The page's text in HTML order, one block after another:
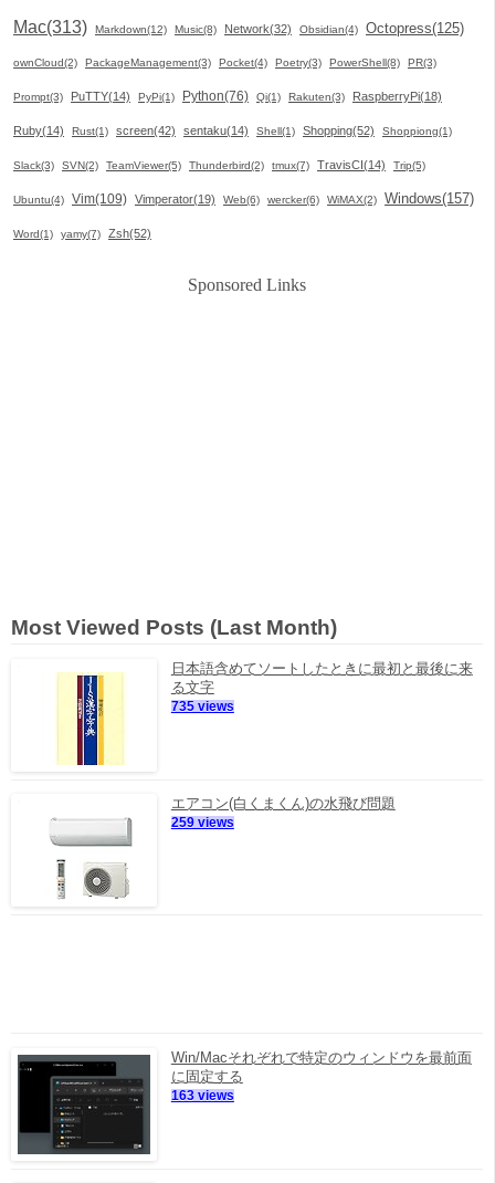
Mac(313) Markdown(12) Music(8) Network(32) Obsidian(4) Octopress(125)
ownCloud(2) PackageManagement(3) Pocket(4) Poetry(3) PowerShell(8) PR(3)
Prompt(3) PuTTY(14) PyPi(1) Python(76) Qi(1) Rakuten(3) RaspberryPi(18)
Ruby(14) Rust(1) screen(42) sentaku(14) Shell(1) Shopping(52) Shoppiong(1)
Slack(3) SVN(2) TeamViewer(5) Thunderbird(2) tmux(7) TravisCI(14) Trip(5)
Ubuntu(4) Vim(109) Vimperator(19) Web(6) wercker(6) WiMAX(2) Windows(157)
Word(1) yamy(7) Zsh(52)
Sponsored Links
Most Viewed Posts (Last Month)
日本語含めてソートしたときに最初と最後に来
る文字
735 views
エアコン(白くまくん)の水飛び問題
259 views
Win/Macそれぞれで特定のウィンドウを最前面
に固定する
163 views